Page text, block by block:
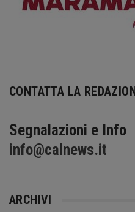
CONTATTA LA
Segnalazioni e Info
info@calnews.it
ARCHIVI